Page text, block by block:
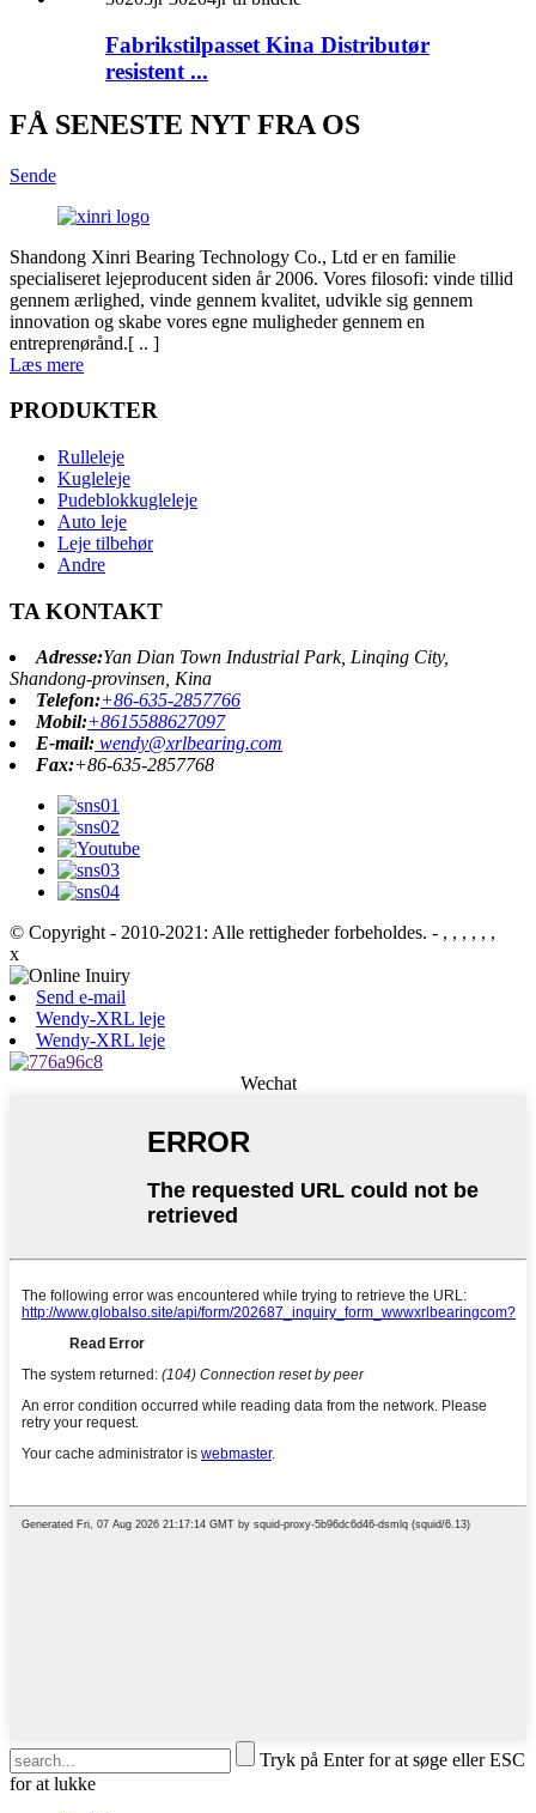
Fabrikstilpasset Kina Distributør
resistent ...
FÅ SENESTE NYT FRA OS
Sende
Shandong Xinri Bearing Technology Co., Ltd er en familie
specialiseret lejeproducent siden år 2006. Vores filosofi: vinde tillid
gennem ærlighed, vinde gennem kvalitet, udvikle sig gennem
innovation og skabe vores egne muligheder gennem en
entreprenørånd.[ .. ]
Læs mere
PRODUKTER
Rulleleje
Kugleleje
Pudeblokkugleleje
Auto leje
Leje tilbehør
Andre
TA KONTAKT
Adresse:Yan Dian Town Industrial Park, Linqing City,
Shandong-provinsen, Kina
Telefon:+86-635-2857766
Mobil:+8615588627097
E-mail: wendy@xrlbearing.com
Fax:+86-635-2857768
© Copyright - 2010-2021: Alle rettigheder forbeholdes. - , , , , , ,
x
Send e-mail
Wendy-XRL leje
Wendy-XRL leje
Wechat
Tryk på Enter for at søge eller ESC
for at lukke